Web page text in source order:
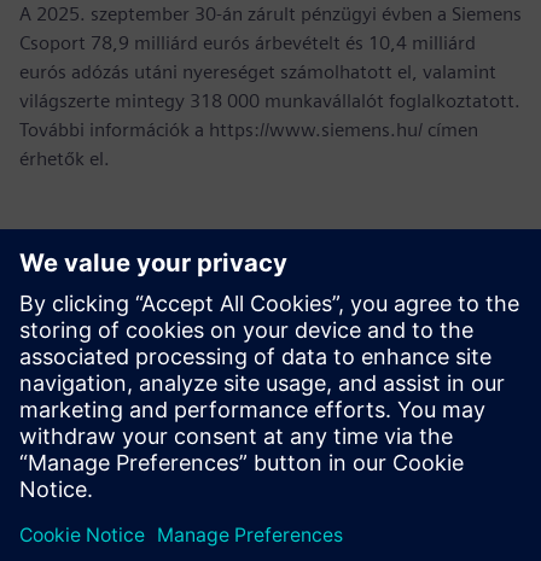
A 2025. szeptember 30-án zárult pénzügyi évben a Siemens
Csoport 78,9 milliárd eurós árbevételt és 10,4 milliárd
eurós adózás utáni nyereséget számolhatott el, valamint
világszerte mintegy 318 000 munkavállalót foglalkoztatott.
További információk a https://www.siemens.hu/ címen
érhetők el.
Sajtó elérhetőségek
Tel.: +36 (1) 471-1446
E-mail: kommunikacio.hu@siemens.com